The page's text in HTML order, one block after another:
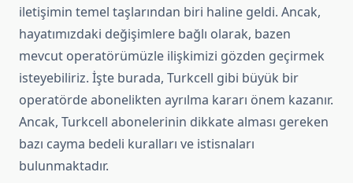
iletişimin temel taşlarından biri haline geldi. Ancak,
hayatımızdaki değişimlere bağlı olarak, bazen
mevcut operatörümüzle ilişkimizi gözden geçirmek
isteyebiliriz. İşte burada, Turkcell gibi büyük bir
operatörde abonelikten ayrılma kararı önem kazanır.
Ancak, Turkcell abonelerinin dikkate alması gereken
bazı cayma bedeli kuralları ve istisnaları
bulunmaktadır.